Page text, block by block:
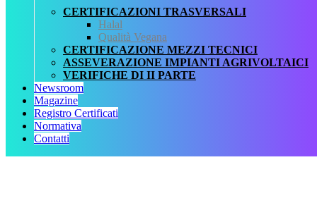
CERTIFICAZIONI TRASVERSALI
Halal
Qualità Vegana
CERTIFICAZIONE MEZZI TECNICI
ASSEVERAZIONE IMPIANTI AGRIVOLTAICI
VERIFICHE DI II PARTE
Newsroom
Magazine
Registro Certificati
Normativa
Contatti
QCertificazioni
SERVIZI
REGISTRO CERTIFICATI
NORMATIVA
AREA DOWNLOAD
POLITICA QHSE
FAQ – DOMANDE FREQUENTI
CONTATTI
Servizi